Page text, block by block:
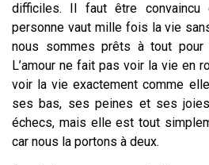
difficiles. Il faut être
personne vaut mille fois la vie
nous sommes prêts à tout
L’amour ne fait pas voir la vie en
voir la vie exactement comme
ses bas, ses peines et ses
échecs, mais elle est tout
car nous la portons à deux.